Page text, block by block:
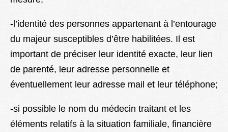
-l’identité des personnes appartenant à l’entourage
du majeur susceptibles d’être habilitées. Il est
important de préciser leur identité exacte, leur lien
de parenté, leur adresse personnelle et
éventuellement leur adresse mail et leur téléphone;
-si possible le nom du médecin traitant et les
éléments relatifs à la situation familiale, financière